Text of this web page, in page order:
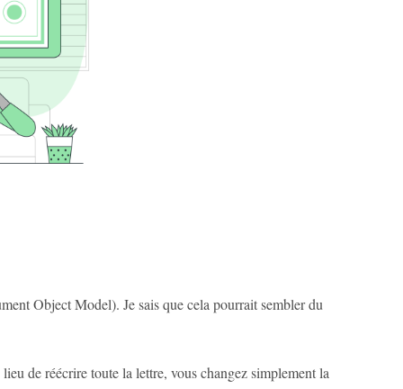
Object Model). Je sais que cela pourrait sembler du
de réécrire toute la lettre, vous changez simplement la